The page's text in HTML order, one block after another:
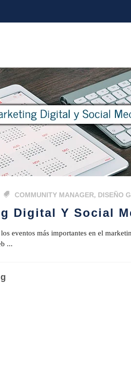
COMMUNITY MANAGER, DISEÑO
Digital Y Social
eventos más importantes en el
...